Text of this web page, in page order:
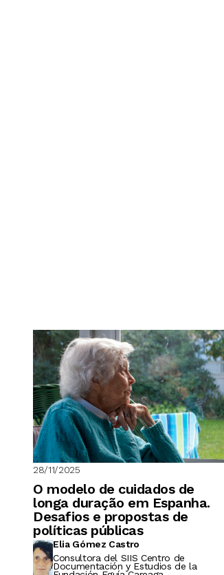
28/11/2025
O modelo de cuidados de
longa duração em Espanha.
Desafios e propostas de
políticas públicas
Elia Gómez Castro
Consultora del SIIS Centro de
Documentación y Estudios de la